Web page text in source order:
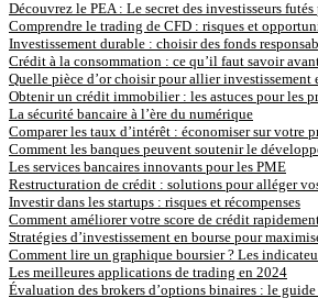
Découvrez le PEA : Le secret des investisseurs
Comprendre le trading de CFD : risques et
Investissement durable : choisir des fonds
Crédit à la consommation : ce qu’il faut savoir
Quelle pièce d’or choisir pour allier investissement
Obtenir un crédit immobilier : les astuces pour les
La sécurité bancaire à l’ère du numérique
Comparer les taux d’intérêt : économiser sur votre
Comment les banques peuvent soutenir le
Les services bancaires innovants pour les PME
Restructuration de crédit : solutions pour alléger
Investir dans les startups : risques et récompenses
Comment améliorer votre score de crédit
Stratégies d’investissement en bourse pour
Comment lire un graphique boursier ? Les
Les meilleures applications de trading en 2024
Évaluation des brokers d’options binaires : le